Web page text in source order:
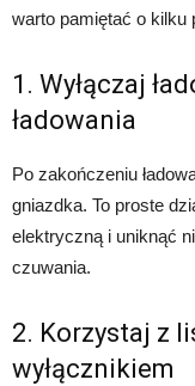
warto pamiętać o kilku
1. Wyłączaj
ładowania
Po zakończeniu
gniazdka. To proste
elektryczną i uniknąć
czuwania.
2. Korzystaj z
wyłącznikiem